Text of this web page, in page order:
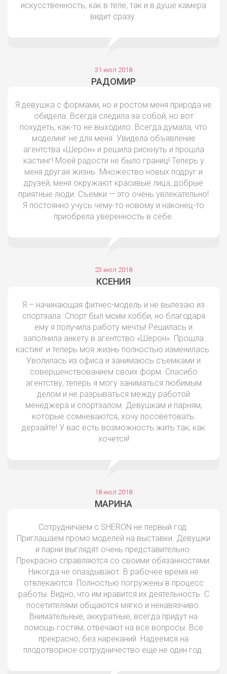
искусственность, как в теле, так и в душе камера
видит сразу.
31 июл 2018
РАДОМИР
Я девушка с формами, но и ростом меня природа не
обидела. Всегда следила за собой, но вот
похудеть, как-то не выходило. Всегда думала, что
моделинг не для меня. Увидела объявление
агентства «Шерон» и решила рискнуть и прошла
кастинг! Моей радости не было границ! Теперь у
меня другая жизнь. Множество новых подруг и
друзей, меня окружают красивые лица, добрые
приятные люди. Съемки — это очень увлекательно!
Я постоянно учусь чему-то новому и наконец-то
приобрела уверенность в себе.
23 июл 2018
КСЕНИЯ
Я – начинающая фитнес-модель и не вылезаю из
спортзала. Спорт был моим хобби, но благодаря
ему я получила работу мечты! Решилась и
заполнила анкету в агентство «Шерон». Прошла
кастинг и теперь моя жизнь полностью изменилась.
Уволилась из офиса и занимаюсь съемками и
совершенствованием своих форм. Спасибо
агентству, теперь я могу заниматься любимым
делом и не разрываться между работой
менеджера и спортзалом. Девушкам и парням,
которые сомневаются, хочу посоветовать:
дерзайте! У вас есть возможность жить так, как
хочется!
18 июл 2018
МАРИНА
Сотрудничаем с SHERON не первый год.
Приглашаем промо моделей на выставки. Девушки
и парни выглядят очень представительно.
Прекрасно справляются со своими обязанностями.
Никогда не опаздывают. В рабочее время не
отвлекаются. Полностью погружены в процесс
работы. Видно, что им нравится их деятельность. С
посетителями общаются мягко и ненавязчиво.
Внимательные, аккуратные, всегда придут на
помощь гостям, отвечают на все вопросы. Все
прекрасно, без нареканий. Надеемся на
плодотворное сотрудничество еще не один год.